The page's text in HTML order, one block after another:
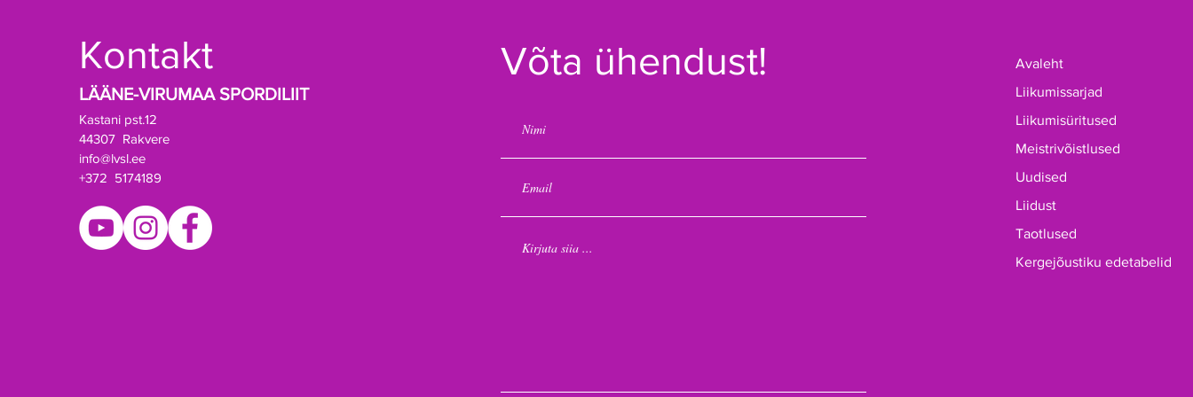
Kontakt
LÄÄNE-VIRUMAA SPORDILIIT
Kastani pst.12
44307 Rakvere
info@lvsl.ee
+372 5174189
Võta ühendust!
Avaleht
Liikumissarjad
Liikumisüritused
Meistrivõistlused
Uudised
Liidust
Taotlused
Kergejõustiku edetabelid